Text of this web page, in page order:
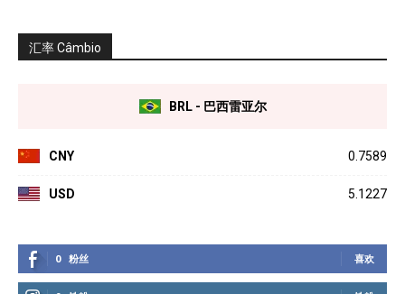
汇率 Câmbio
BRL - 巴西雷亚尔
CNY 0.7589
USD 5.1227
0 粉丝 喜欢